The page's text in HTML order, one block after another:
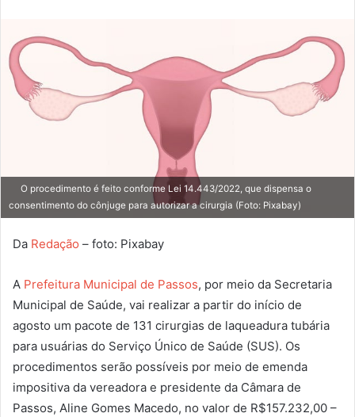
u
e
i
O procedimento é feito conforme Lei 14.443/2022, que dispensa o
consentimento do cônjuge para autorizar a cirurgia (Foto: Pixabay)
Da Redação – foto: Pixabay
A Prefeitura Municipal de Passos, por meio da Secretaria
Municipal de Saúde, vai realizar a partir do início de
agosto um pacote de 131 cirurgias de laqueadura tubária
para usuárias do Serviço Único de Saúde (SUS). Os
procedimentos serão possíveis por meio de emenda
impositiva da vereadora e presidente da Câmara de
Passos, Aline Gomes Macedo, no valor de R$157.232,00 –